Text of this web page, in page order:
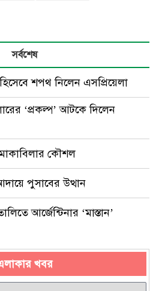
সর্বশেষ
হিসেবে শপথ নিলেন এসপ্রিয়েলা
‘প্রকল্প’ আটকে দিলেন
কৌশল
পুসাবের উত্থান
আর্জেন্টিনার ‘মাস্তান’
খবর